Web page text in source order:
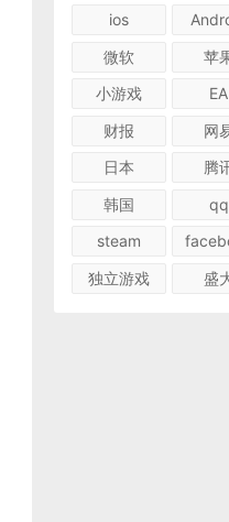
ios
微软
苹
小游戏
EA
财报
网
日本
腾
韩国
qq
steam
独立游戏
盛